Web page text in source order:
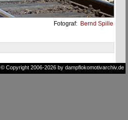
Fotograf: Bernd Spille
© Copyright 2006-2026 by dampflokomotivarchiv.de